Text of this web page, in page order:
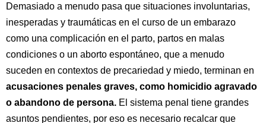
Demasiado a menudo pasa que situaciones involuntarias,
inesperadas y traumáticas en el curso de un embarazo
como una complicación en el parto, partos en malas
condiciones o un aborto espontáneo, que a menudo
suceden en contextos de precariedad y miedo, terminan en
acusaciones penales graves, como homicidio agravado
o abandono de persona. El sistema penal tiene grandes
asuntos pendientes, por eso es necesario recalcar que